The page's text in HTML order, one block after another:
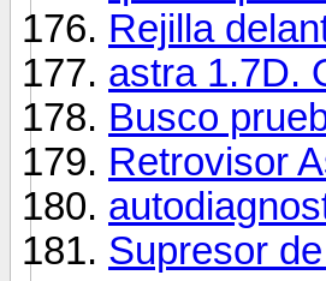
Rejilla
astra 1.7D.
Busco
Retrovisor
Supresor